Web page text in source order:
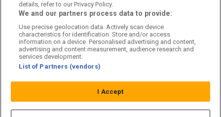
Redaktionell policy
Personuppgiftspolicy
Cookiepolicy
Arkiv
details, refer to our Privacy Policy.
We and our partners process data to provide:
Use precise geolocation data. Actively scan device
characteristics for identification. Store and/or access
information on a device. Personalised advertising and content,
advertising and content measurement, audience research and
services development.
List of Partners (vendors)
I Accept